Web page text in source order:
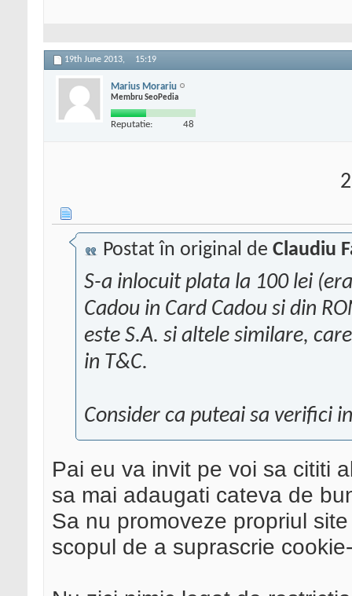
19th June 2013, 15:19
Marius Morariu
Membru SeoPedia
Reputatie: 48
Postat în original de Claudiu
S-a inlocuit plata la 100 lei
Cadou in Card Cadou si din
este S.A. si altele similare,
in T&C.
Consider ca puteai sa verifici
Pai eu va invit pe voi sa cititi
sa mai adaugati cateva de
Sa nu promoveze propriul
scopul de a suprascrie